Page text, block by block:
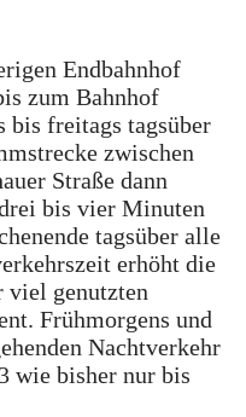
Endbahnhof
zum Bahnhof
bis freitags tagsüber
zwischen
Straße dann
bis vier Minuten
tagsüber alle
erhöht die
viel genutzten
Frühmorgens und
Nachtverkehr
wie bisher nur bis